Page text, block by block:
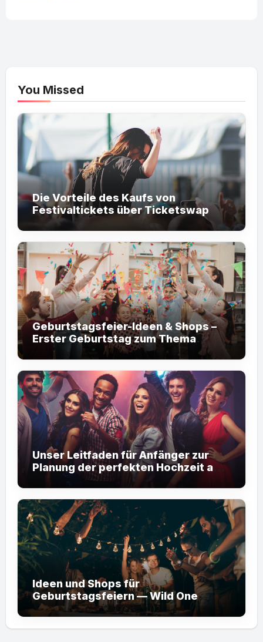
You Missed
Die Vorteile des Kaufs von
Festivaltickets über Ticketswap
Geburtstagsfeier-Ideen & Shops –
Erster Geburtstag zum Thema
Fußball
Unser Leitfaden für Anfänger zur
Planung der perfekten Hochzeit am
Ideen und Shops für
Geburtstagsfeiern — Wild One
Safari Party